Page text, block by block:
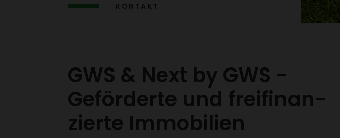
KONTAKT
GWS & Next by GWS -
Geför­derte und frei­fi­nan­
zierte Immo­bi­lien